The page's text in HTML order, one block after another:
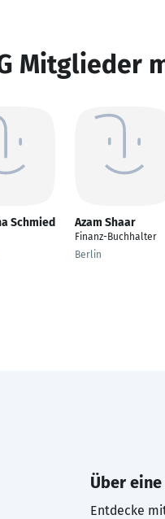
Mitglieder
Schmied Azam Shaar
Finanz-Buchhalter
Berlin
Über
Entdecke